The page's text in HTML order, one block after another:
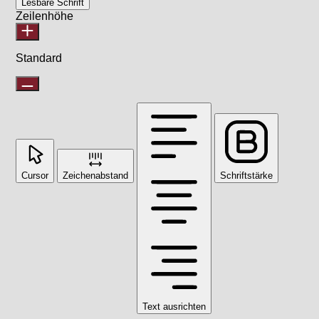
Lesbare Schrift
Zeilenhöhe
Standard
Cursor Zeichenabstand
Text ausrichten
Schriftstärke